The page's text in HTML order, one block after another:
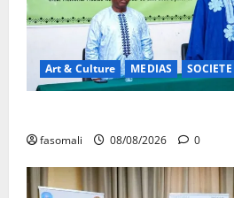
Art & Culture MEDIAS SOCIETE
fasomali 08/08/2026 0